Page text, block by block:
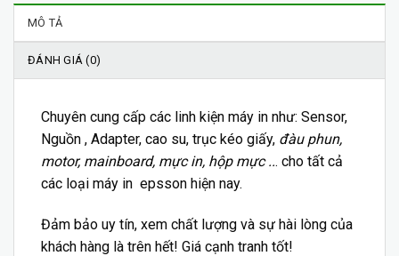
MÔ TẢ
ĐÁNH GIÁ (0)
Chuyên cung cấp các linh kiện máy in như: Sensor,
Nguồn , Adapter, cao su, trục kéo giấy, đàu phun,
motor, mainboard, mực in, hộp mực ... cho tất cả
các loại máy in epsson hiện nay.
Đảm bảo uy tín, xem chất lượng và sự hài lòng của
khách hàng là trên hết! Giá cạnh tranh tốt!